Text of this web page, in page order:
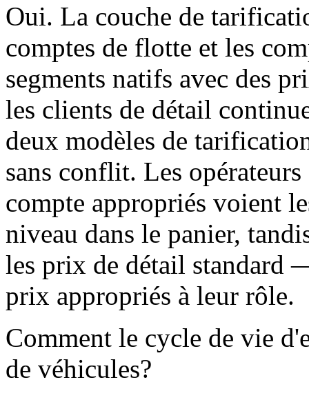
Oui. La couche de
comptes de flotte et les
segments natifs avec des
les clients de détail
deux modèles de
sans conflit. Les
compte appropriés voient
niveau dans le panier,
les prix de détail standard
prix appropriés à leur rôle.
Comment le cycle de vie
de véhicules?